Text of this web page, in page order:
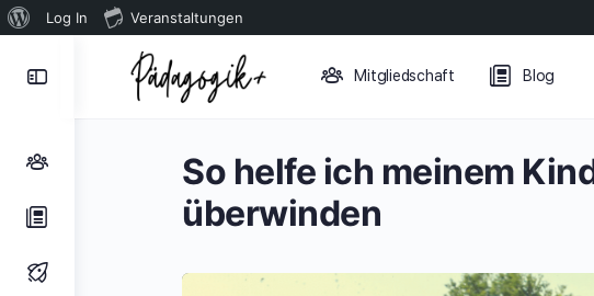
Über
Log In Veranstaltungen
Mitgliedschaft Blog
So helfe ich meinem
überwinden